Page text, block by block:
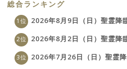
総合ランキング
2026年8月9日（日）聖霊降
2026年8月2日（日）聖霊降
2026年7月26日（日）聖霊